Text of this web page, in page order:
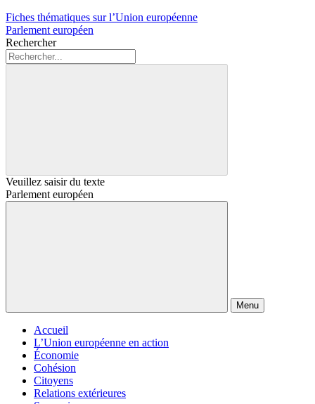
Fiches thématiques sur l’Union européenne
Parlement européen
Rechercher
Veuillez saisir du texte
Parlement européen
Menu
Accueil
L’Union européenne en action
Économie
Cohésion
Citoyens
Relations extérieures